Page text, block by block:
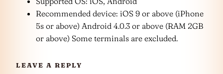
Recommended device: iOS 9 or above (iPhone
5s or above) Android 4.0.3 or above (RAM 2GB
or above) Some terminals are excluded.
LEAVE A REPLY